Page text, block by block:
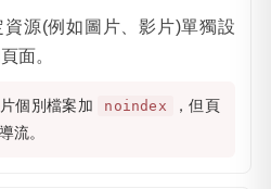
源(例如圖片、影片)單獨設
面。
個別檔案加 noindex
，但頁
流。